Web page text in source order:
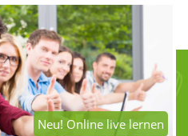
Neu! Online live lernen